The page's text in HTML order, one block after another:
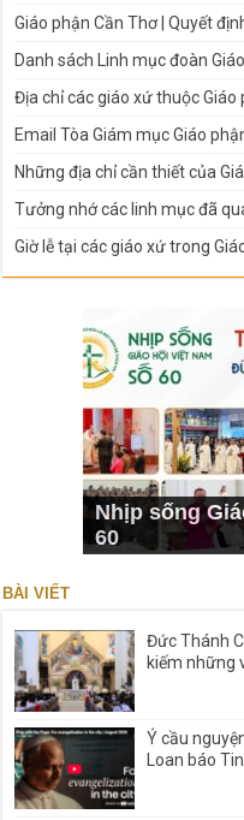
Giáo phận Cần Thơ | Quyết
Danh sách Linh mục đoàn
Địa chỉ các giáo xứ thuộc Giáo
Email Tòa Giám mục Giáo
Những địa chỉ cần thiết của
Tưởng nhớ các linh mục đã
Giờ lễ tại các giáo xứ trong
Nhịp sống
60
BÀI VIẾT
Đức Thánh
kiếm những
Ý cầu
Loan báo